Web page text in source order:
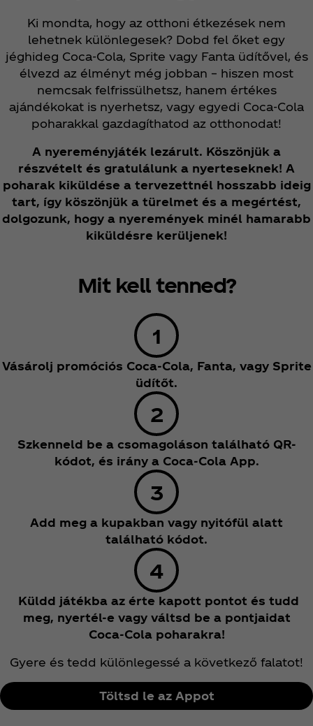
Ki mondta, hogy az otthoni étkezések nem
lehetnek különlegesek? Dobd fel őket egy
jéghideg Coca‑Cola, Sprite vagy Fanta üdítővel, és
élvezd az élményt még jobban – hiszen most
nemcsak felfrissülhetsz, hanem értékes
ajándékokat is nyerhetsz, vagy egyedi Coca‑Cola
poharakkal gazdagíthatod az otthonodat!
A nyereményjáték lezárult. Köszönjük a
részvételt és gratulálunk a nyerteseknek! A
poharak kiküldése a tervezettnél hosszabb ideig
tart, így köszönjük a türelmet és a megértést,
dolgozunk, hogy a nyeremények minél hamarabb
kiküldésre kerüljenek!
Mit kell tenned?
Vásárolj promóciós Coca‑Cola, Fanta, vagy Sprite
üdítőt.
Szkenneld be a csomagoláson található QR-
kódot, és irány a Coca‑Cola App.
Add meg a kupakban vagy nyitófül alatt
található kódot.
Küldd játékba az érte kapott pontot és tudd
meg, nyertél-e vagy váltsd be a pontjaidat
Coca‑Cola poharakra!
Gyere és tedd különlegessé a következő falatot!
Töltsd le az Appot